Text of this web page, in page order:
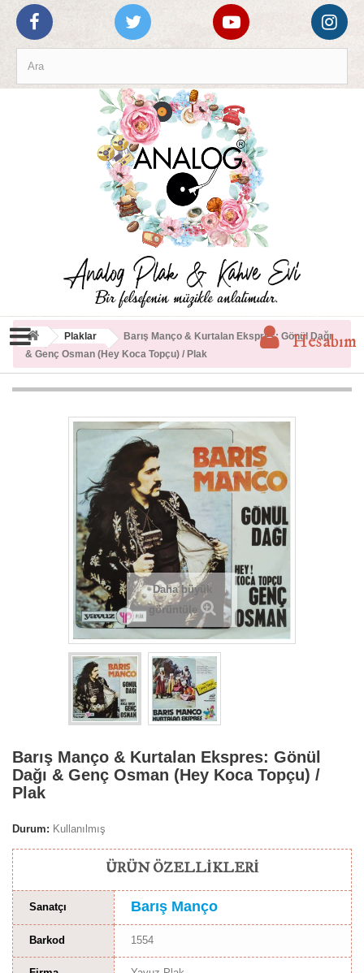
Hesabım
Plaklar
Barış Manço & Kurtalan Ekspres: Gönül Dağı
& Genç Osman (Hey Koca Topçu) / Plak
Daha büyük
görüntüle
Barış Manço & Kurtalan Ekspres: Gönül
Dağı & Genç Osman (Hey Koca Topçu) /
Plak
Durum: Kullanılmış
ÜRÜN ÖZELLIKLERI
Sanatçı Barış Manço
Barkod 1554